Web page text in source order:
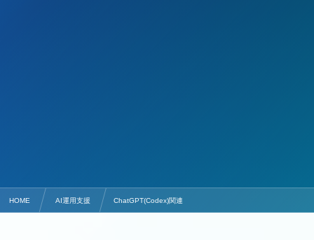
HOME AI運用支援 ChatGPT(Codex)関連